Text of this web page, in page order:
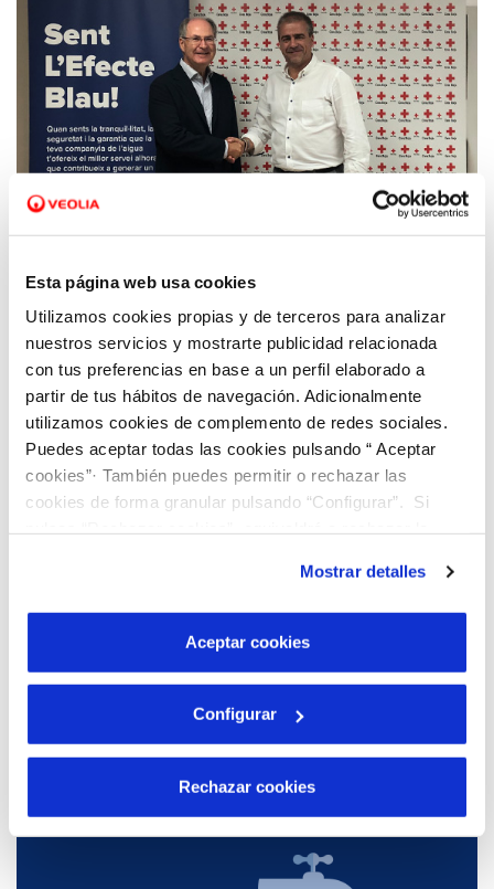
Esta página web usa cookies
Utilizamos cookies propias y de terceros para analizar
nuestros servicios y mostrarte publicidad relacionada
con tus preferencias en base a un perfil elaborado a
partir de tus hábitos de navegación. Adicionalmente
utilizamos cookies de complemento de redes sociales.
Puedes aceptar todas las cookies pulsando “ Aceptar
cookies”· También puedes permitir o rechazar las
cookies de forma granular pulsando “Configurar”. Si
son indispensables para que el sitio web funcione y que
por tanto no se pueden desactivar. Puedes consultar
más información en nuestraPolítica de Cookies
Mostrar detalles
Aceptar cookies
Configurar
Rechazar cookies
08 OCT 2019
Nos aliamos con la Cruz Roja para fomentar
la sostenibilidad medioambiental y social
Realizamos una formación conjunta con los